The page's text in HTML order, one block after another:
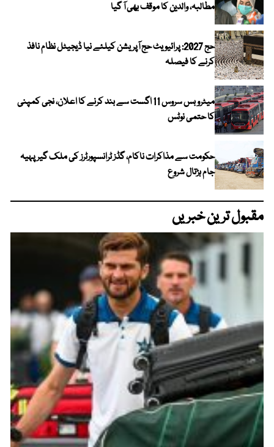
مطالبہ، والدین کا موقف بھی آ گیا
حج 2027: پرائیویٹ حج آپریشن کیلئے نیا ڈیجیٹل نظام نافذ
کرنے کا فیصلہ
میٹرو بس سروس 11 اگست سے بند کرنے کا اعلان، نجی کمپنی
کا حتمی نوٹس
حکومت سے مذاکرات ناکام، گڈز ٹرانسپورٹرز کی ملک گیر پہیہ
جام ہڑتال شروع
مقبول ترین خبریں